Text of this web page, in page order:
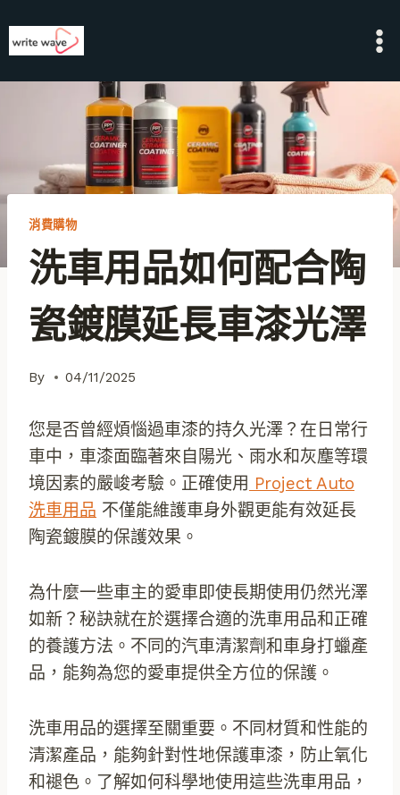
to
消費購物
洗車用品如何配合陶
瓷鍍膜延長車漆光澤
By 04/11/2025
您是否曾經煩惱過車漆的持久光澤？在日常行
車中，車漆面臨著來自陽光、雨水和灰塵等環
境因素的嚴峻考驗。正確使用 Project Auto
洗車用品 不僅能維護車身外觀更能有效延長
陶瓷鍍膜的保護效果。
為什麼一些車主的愛車即使長期使用仍然光澤
如新？秘訣就在於選擇合適的洗車用品和正確
的養護方法。不同的汽車清潔劑和車身打蠟產
品，能夠為您的愛車提供全方位的保護。
洗車用品的選擇至關重要。不同材質和性能的
清潔產品，能夠針對性地保護車漆，防止氧化
和褪色。了解如何科學地使用這些洗車用品，